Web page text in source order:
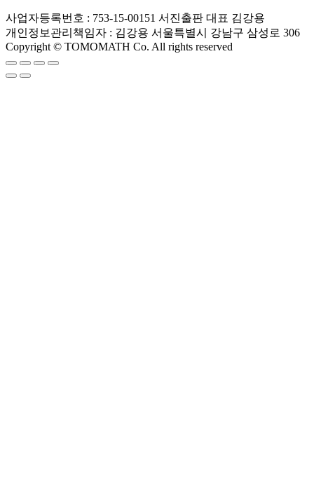
사업자등록번호 : 753-15-00151 서진출판 대표 김강용
개인정보관리책임자 : 김강용 서울특별시 강남구 삼성로 306
Copyright © TOMOMATH Co. All rights reserved